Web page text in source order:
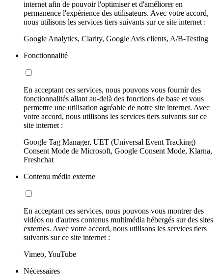
internet afin de pouvoir l'optimiser et d'améliorer en
permanence l'expérience des utilisateurs. Avec votre accord,
nous utilisons les services tiers suivants sur ce site internet :
Google Analytics, Clarity, Google Avis clients, A/B-Testing
Fonctionnalité
En acceptant ces services, nous pouvons vous fournir des
fonctionnalités allant au-delà des fonctions de base et vous
permettre une utilisation agréable de notre site internet. Avec
votre accord, nous utilisons les services tiers suivants sur ce
site internet :
Google Tag Manager, UET (Universal Event Tracking)
Consent Mode de Microsoft, Google Consent Mode, Klarna,
Freshchat
Contenu média externe
En acceptant ces services, nous pouvons vous montrer des
vidéos ou d'autres contenus multimédia hébergés sur des sites
externes. Avec votre accord, nous utilisons les services tiers
suivants sur ce site internet :
Vimeo, YouTube
Nécessaires